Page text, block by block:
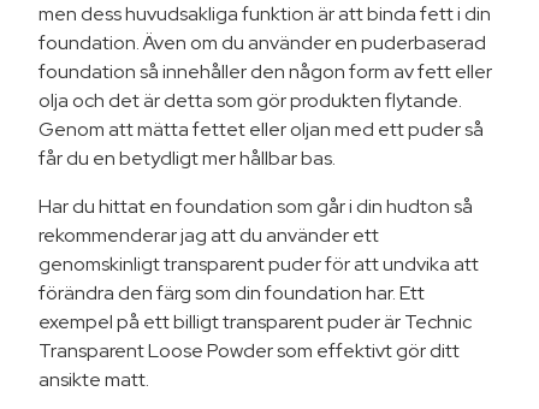
men dess huvudsakliga funktion är att binda fett i din
foundation. Även om du använder en puderbaserad
foundation så innehåller den någon form av fett eller
olja och det är detta som gör produkten flytande.
Genom att mätta fettet eller oljan med ett puder så
får du en betydligt mer hållbar bas.
Har du hittat en foundation som går i din hudton så
rekommenderar jag att du använder ett
genomskinligt transparent puder för att undvika att
förändra den färg som din foundation har. Ett
exempel på ett billigt transparent puder är Technic
Transparent Loose Powder som effektivt gör ditt
ansikte matt.